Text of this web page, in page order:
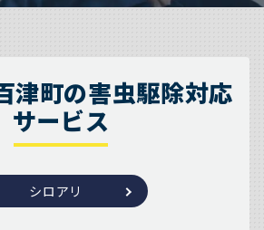
津町の害虫駆除対応
サービス
シロアリ